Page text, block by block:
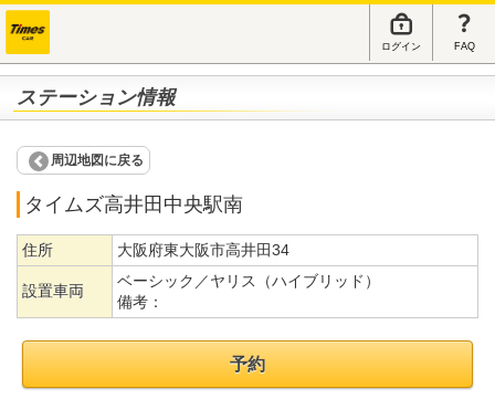
ログイン FAQ
ステーション情報
周辺地図に戻る
タイムズ高井田中央駅南
住所 大阪府東大阪市高井田34
設置車両
ベーシック／ヤリス（ハイブリッド）
備考：
予約